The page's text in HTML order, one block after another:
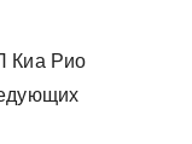
Киа Рио